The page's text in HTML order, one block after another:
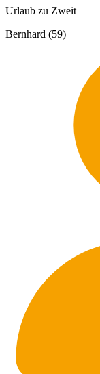
Urlaub zu Zweit
Bernhard (59)